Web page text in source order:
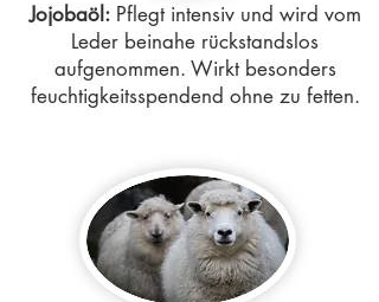
Jojobaöl:Pflegt intensiv und wird vom
Leder beinahe rückstandslos
aufgenommen. Wirkt besonders
feuchtigkeitsspendend ohne zu fetten.